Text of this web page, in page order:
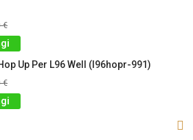
€
Up Per L96 Well (l96hopr-991)
€